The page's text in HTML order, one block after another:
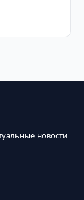
новости